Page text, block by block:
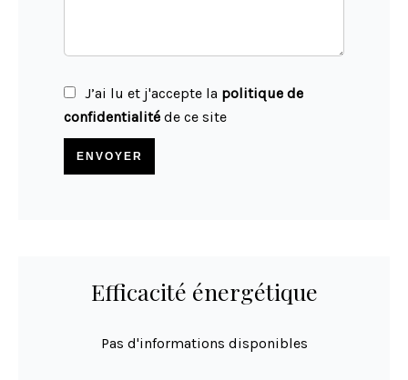
J’ai lu et j'accepte la politique de
confidentialité de ce site
ENVOYER
Efficacité énergétique
Pas d'informations disponibles